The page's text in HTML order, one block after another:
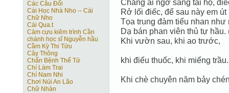
Các Câu Đối
Cái Học Nhà Nho -- Cái
Chữ Nho
Cái Qua.t
Cảm cựu kiêm trình Cần
chánh học sĩ Nguyễn hầu
Cầm Kỳ Thi Tửu
Cây Thông
Chẩn Bệnh Thế Tử
Chí Làm Trai
Chí Nam Nhi
Chơi Núi An Lão
Chữ Nhàn
Chẳng ai ngờ sáng tai họ,
Rở lối điếc, để sau này em út
Tọa trung đàm tiếu nhan như
Dạ bán phan viên thủ tự hầu.
Khi vườn sau, khi ao trước,
khi điếu thuốc, khi miếng trầu.
Khi chè chuyên năm bảy